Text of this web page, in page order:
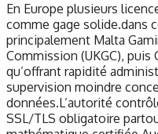
En Europe plusieurs
comme gage solide.dans
principalement Malta
Commission (UKGC), puis
qu’offrant rapidité
supervision moindre
données.L’autorité
SSL/TLS obligatoire